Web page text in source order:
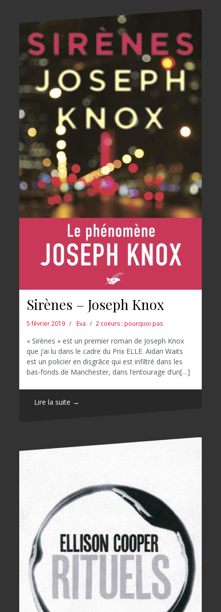
Sirènes – Joseph Knox
5 février 2019 Eva 2 coeurs : pourquoi pas
« Sirènes » est un premier roman de Joseph Knox
que j’ai lu dans le cadre du Prix ELLE. Aidan Waits
est un policier en disgrâce qui est infiltré dans les
bas-fonds de Manchester, dans l’entourage d’un[…]
Lire la suite →